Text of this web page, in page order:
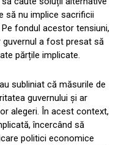
să nu implice sacrificii
fondul acestor tensiuni,
guvernul a fost presat să
părțile implicate.
subliniat că măsurile de
guvernului și ar
alegeri. În acest context,
încercând să
politici economice